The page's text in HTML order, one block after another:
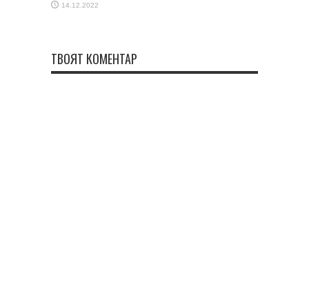
14.12.2022
ТВОЯТ КОМЕНТАР